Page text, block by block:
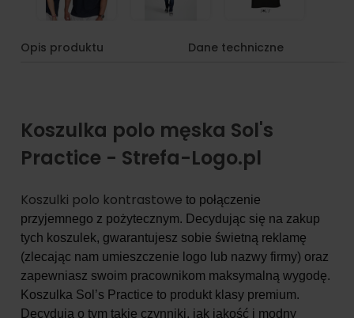
Opis produktu Dane techniczne
Koszulka polo męska Sol's
Practice - Strefa-Logo.pl
Koszulki polo kontrastowe to połączenie
przyjemnego z pożytecznym. Decydując się na zakup
tych koszulek, gwarantujesz sobie świetną reklamę
(zlecając nam umieszczenie logo lub nazwy firmy) oraz
zapewniasz swoim pracownikom maksymalną wygodę.
Koszulka Sol’s Practice to produkt klasy premium.
Decydują o tym takie czynniki, jak jakość i modny